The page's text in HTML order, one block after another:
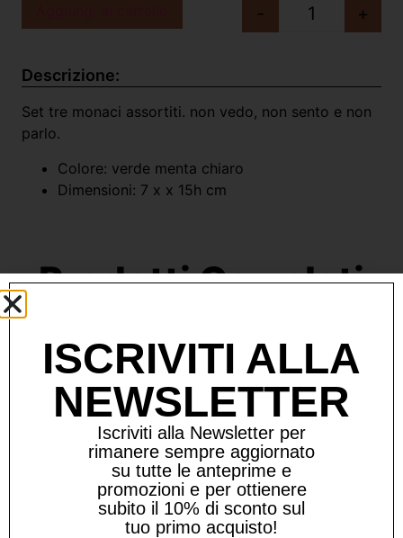
- +
Descrizione:
Set tre monaci assortiti. non vedo, non sento e non
parlo.
Colore: verde menta chiaro
Dimensioni: 7 x x 15h cm
Prodotti Correlati
ISCRIVITI ALLA
NEWSLETTER
Iscriviti alla Newsletter per
rimanere sempre aggiornato
su tutte le anteprime e
promozioni e per ottienere
subito il 10% di sconto sul
tuo primo acquisto!